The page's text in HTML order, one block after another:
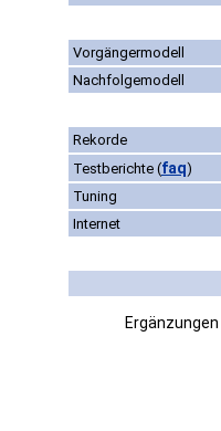
Vorgängermodell
Nachfolgemodell
Rekorde
Testberichte (faq)
Tuning
Internet